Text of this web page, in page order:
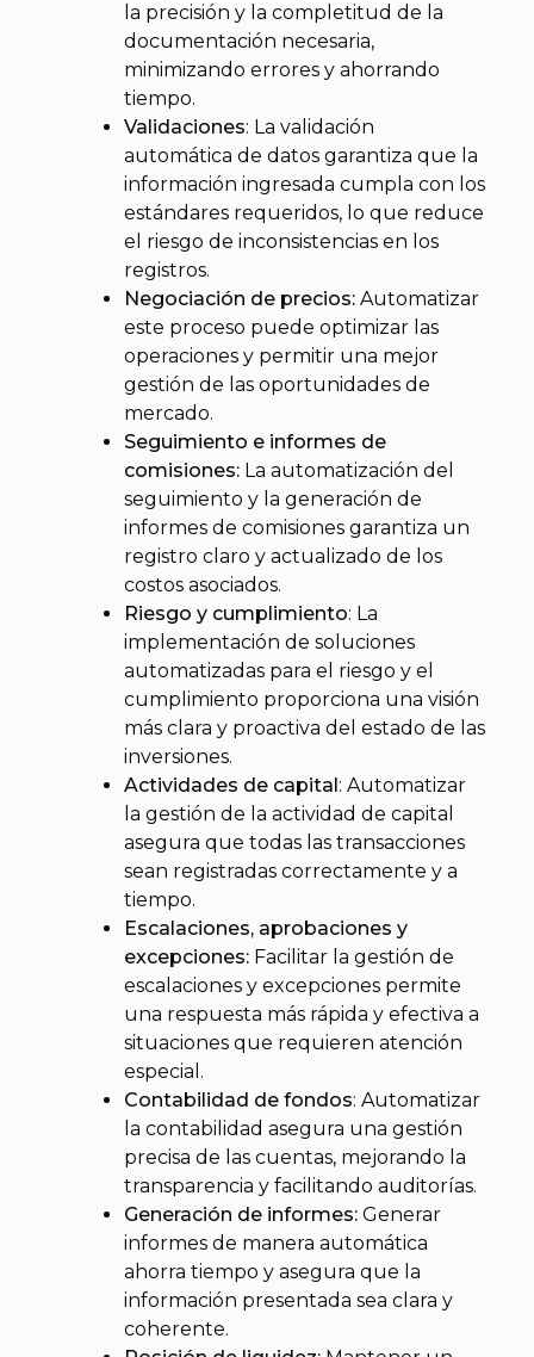
la precisión y la completitud de la
documentación necesaria,
minimizando errores y ahorrando
tiempo.
Validaciones: La validación
automática de datos garantiza que la
información ingresada cumpla con los
estándares requeridos, lo que reduce
el riesgo de inconsistencias en los
registros.
Negociación de precios: Automatizar
este proceso puede optimizar las
operaciones y permitir una mejor
gestión de las oportunidades de
mercado.
Seguimiento e informes de
comisiones: La automatización del
seguimiento y la generación de
informes de comisiones garantiza un
registro claro y actualizado de los
costos asociados.
Riesgo y cumplimiento: La
implementación de soluciones
automatizadas para el riesgo y el
cumplimiento proporciona una visión
más clara y proactiva del estado de las
inversiones.
Actividades de capital : Automatizar
la gestión de la actividad de capital
asegura que todas las transacciones
sean registradas correctamente y a
tiempo.
Escalaciones, aprobaciones y
excepciones: Facilitar la gestión de
escalaciones y excepciones permite
una respuesta más rápida y efectiva a
situaciones que requieren atención
especial.
Contabilidad de fondos: Automatizar
la contabilidad asegura una gestión
precisa de las cuentas, mejorando la
transparencia y facilitando auditorías.
Generación de informes: Generar
informes de manera automática
ahorra tiempo y asegura que la
información presentada sea clara y
coherente.